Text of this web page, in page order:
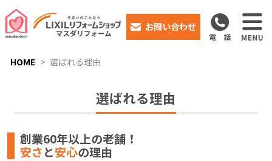
お問い合わせ
HOME 選ばれる理由
選ばれる理由
創業60年以上の老舗！
安さ と安心の理由